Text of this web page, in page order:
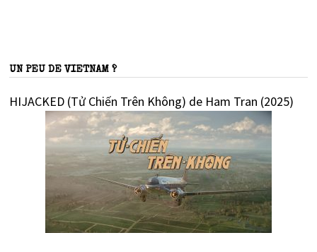
UN PEU DE VIETNAM ?
HIJACKED (Tử Chiến Trên Không) de Ham Tran (2025)